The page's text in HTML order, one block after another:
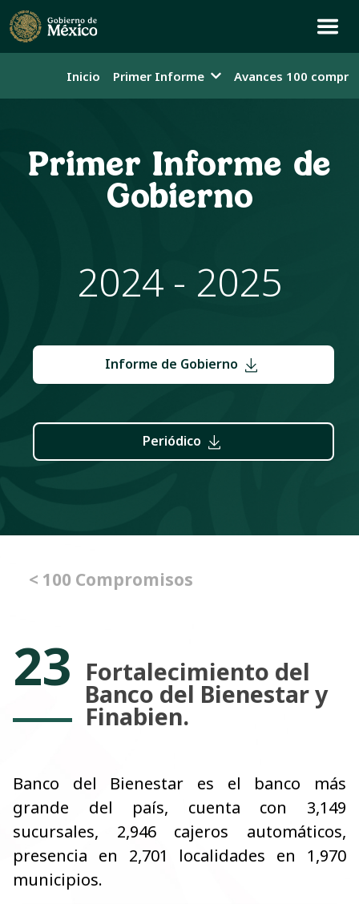
Inicio Primer Informe Avances 100
Primer Informe de
Gobierno
2024 - 2025
Informe de Gobierno
Periódico
< 100 Compromisos
23 Fortalecimiento del
Banco del Bienestar y
Finabien.
Banco del Bienestar es el banco más
grande del país, cuenta con 3,149
sucursales, 2,946 cajeros automáticos,
presencia en 2,701 localidades en 1,970
municipios.